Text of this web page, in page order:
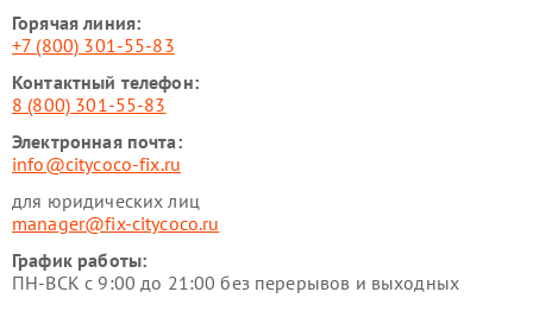
Горячая линия:
+7 (800) 301-55-83
Контактный телефон:
8 (800) 301-55-83
Электронная почта:
info@citycoco-fix.ru
для юридических лиц
manager@fix-citycoco.ru
График работы:
ПН-ВСК с 9:00 до 21:00 без перерывов и выходных